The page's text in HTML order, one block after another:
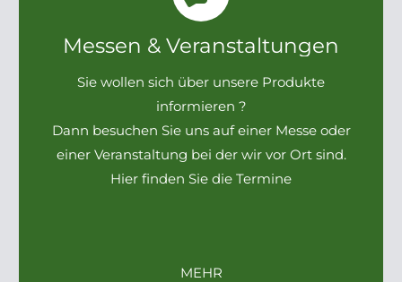
Messen & Veranstaltungen
Sie wollen sich über unsere Produkte
informieren ?
Dann besuchen Sie uns auf einer Messe oder
einer Veranstaltung bei der wir vor Ort sind.
Hier finden Sie die Termine
MEHR